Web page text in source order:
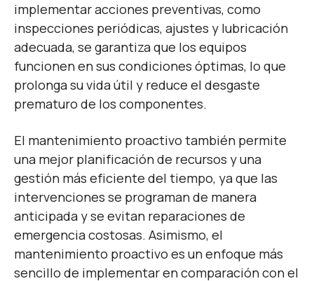
implementar acciones preventivas, como
inspecciones periódicas, ajustes y lubricación
adecuada, se garantiza que los equipos
funcionen en sus condiciones óptimas, lo que
prolonga su vida útil y reduce el desgaste
prematuro de los componentes.
El mantenimiento proactivo también permite
una mejor planificación de recursos y una
gestión más eficiente del tiempo, ya que las
intervenciones se programan de manera
anticipada y se evitan reparaciones de
emergencia costosas. Asimismo, el
mantenimiento proactivo es un enfoque más
sencillo de implementar en comparación con el